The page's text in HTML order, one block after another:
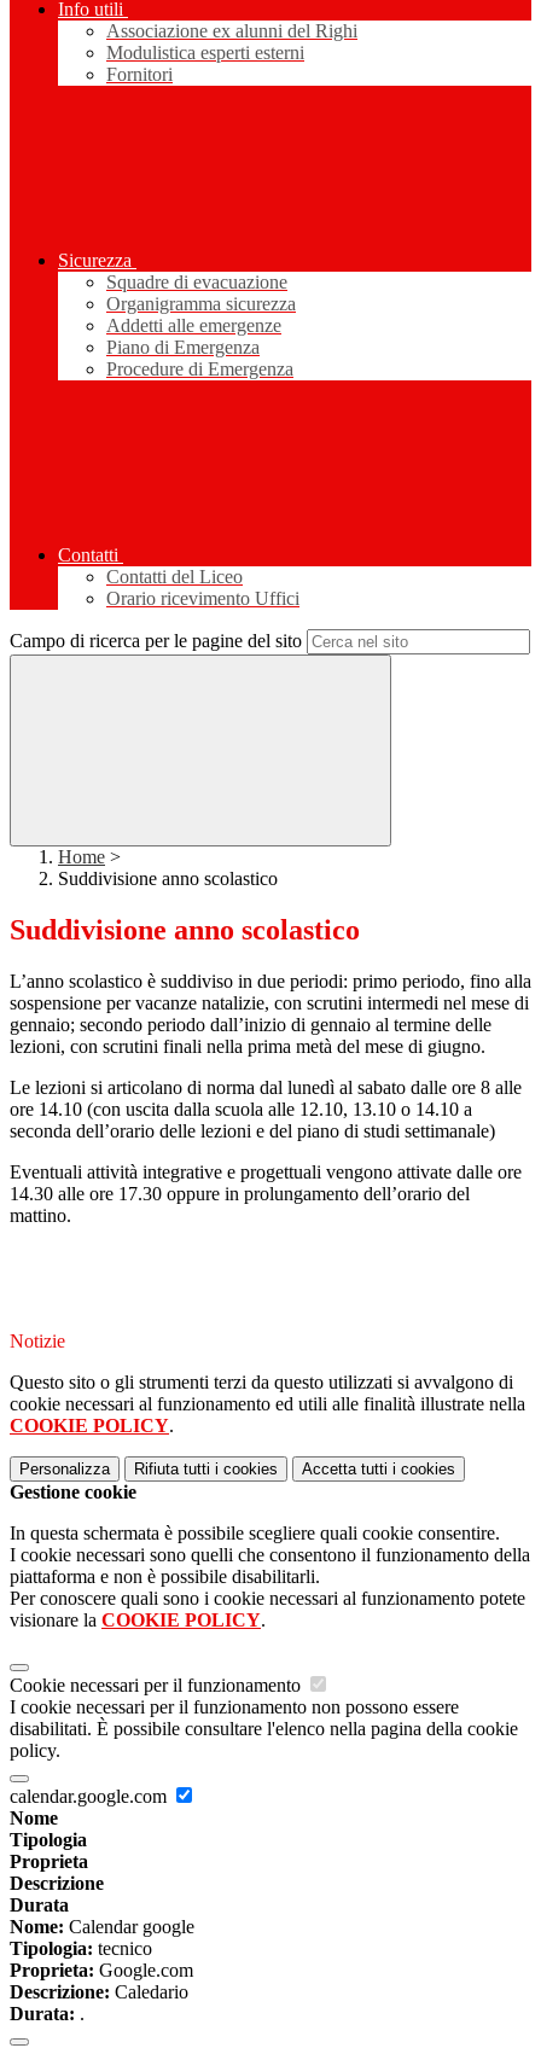
Info utili
Associazione ex alunni del Righi
Modulistica esperti esterni
Fornitori
Sicurezza
Squadre di evacuazione
Organigramma sicurezza
Addetti alle emergenze
Piano di Emergenza
Procedure di Emergenza
Contatti
Contatti del Liceo
Orario ricevimento Uffici
Campo di ricerca per le pagine del sito
Home >
Suddivisione anno scolastico
Suddivisione anno scolastico
L’anno scolastico è suddiviso in due periodi: primo periodo, fino alla
sospensione per vacanze natalizie, con scrutini intermedi nel mese di
gennaio; secondo periodo dall’inizio di gennaio al termine delle
lezioni, con scrutini finali nella prima metà del mese di giugno.
Le lezioni si articolano di norma dal lunedì al sabato dalle ore 8 alle
ore 14.10 (con uscita dalla scuola alle 12.10, 13.10 o 14.10 a
seconda dell’orario delle lezioni e del piano di studi settimanale)
Eventuali attività integrative e progettuali vengono attivate dalle ore
14.30 alle ore 17.30 oppure in prolungamento dell’orario del
mattino.
Notizie
Questo sito o gli strumenti terzi da questo utilizzati si avvalgono di
cookie necessari al funzionamento ed utili alle finalità illustrate nella
COOKIE POLICY.
Personalizza Rifiuta tutti i cookies Accetta tutti i cookies
Gestione cookie
In questa schermata è possibile scegliere quali cookie consentire.
I cookie necessari sono quelli che consentono il funzionamento della
piattaforma e non è possibile disabilitarli.
Per conoscere quali sono i cookie necessari al funzionamento potete
visionare la COOKIE POLICY.
Cookie necessari per il funzionamento
I cookie necessari per il funzionamento non possono essere
disabilitati. È possibile consultare l'elenco nella pagina della cookie
policy.
calendar.google.com
Nome
Tipologia
Proprieta
Descrizione
Durata
Nome: Calendar google
Tipologia: tecnico
Proprieta: Google.com
Descrizione: Caledario
Durata: .